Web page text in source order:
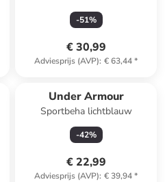
donkerblauw
-51%
€ 30,99
Adviesprijs (AVP): € 63,44*
Under Armour
Sportbeha lichtblauw
-42%
€ 22,99
Adviesprijs (AVP): € 39,94*